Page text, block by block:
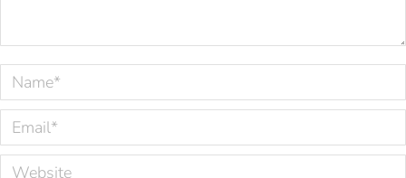
Name *
Email *
Website